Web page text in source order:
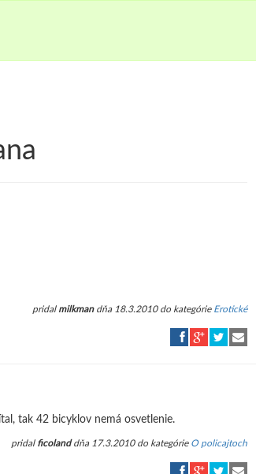
pridal milkmandňa 18.3.2010 do kategórie Erotické
tak 42 bicyklov nemá osvetlenie.
pridal ficolanddňa 17.3.2010 do kategórie O policajtoch